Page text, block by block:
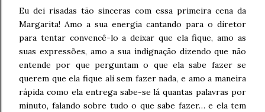
Eu dei risadas tão sinceras com essa primeira cena da
Margarita! Amo a sua energia cantando para o diretor
para tentar convencê-lo a deixar que ela fique, amo as
suas expressões, amo a sua indignação dizendo que não
entende por que perguntam o que ela sabe fazer se
querem que ela fique ali sem fazer nada, e amo a maneira
rápida como ela entrega sabe-se lá quantas palavras por
minuto, falando sobre tudo o que sabe fazer… e ela tem